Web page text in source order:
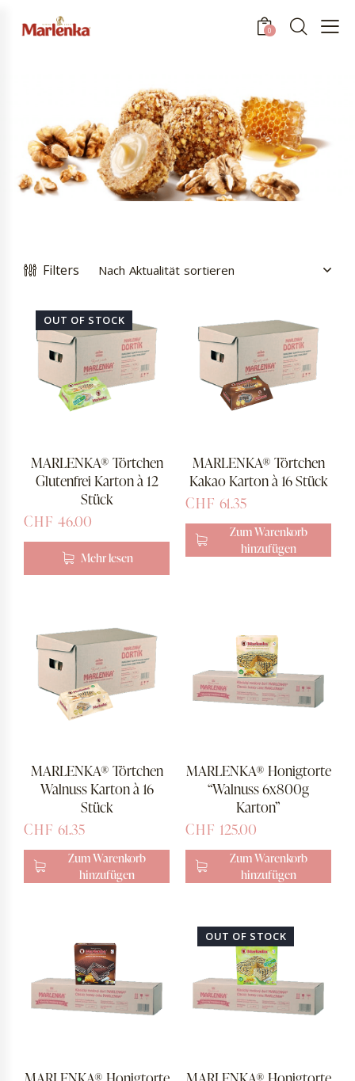
0
Filters
OUT OF STOCK
MARLENKA® Törtchen
Glutenfrei Karton à 12
Stück
CHF 46.00
Mehr lesen
MARLENKA® Törtchen
Kakao Karton à 16 Stück
CHF 61.35
Zum Warenkorb
hinzufügen
MARLENKA® Törtchen
Walnuss Karton à 16
Stück
CHF 61.35
Zum Warenkorb
hinzufügen
MARLENKA® Honigtorte
“Walnuss 6x800g
Karton”
CHF 125.00
Zum Warenkorb
hinzufügen
OUT OF STOCK